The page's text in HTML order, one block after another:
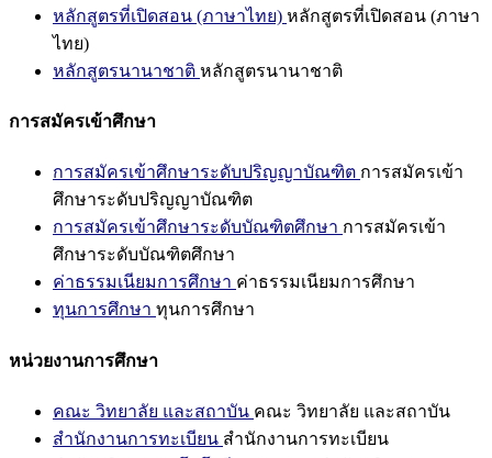
หลักสูตรที่เปิดสอน (ภาษาไทย) หลักสูตรที่เปิดสอน (ภาษา
ไทย)
หลักสูตรนานาชาติ หลักสูตรนานาชาติ
การสมัครเข้าศึกษา
การสมัครเข้าศึกษาระดับปริญญาบัณฑิต การสมัครเข้า
ศึกษาระดับปริญญาบัณฑิต
การสมัครเข้าศึกษาระดับบัณฑิตศึกษา การสมัครเข้า
ศึกษาระดับบัณฑิตศึกษา
ค่าธรรมเนียมการศึกษา ค่าธรรมเนียมการศึกษา
ทุนการศึกษา ทุนการศึกษา
หน่วยงานการศึกษา
คณะ วิทยาลัย และสถาบัน คณะ วิทยาลัย และสถาบัน
สำนักงานการทะเบียน สำนักงานการทะเบียน